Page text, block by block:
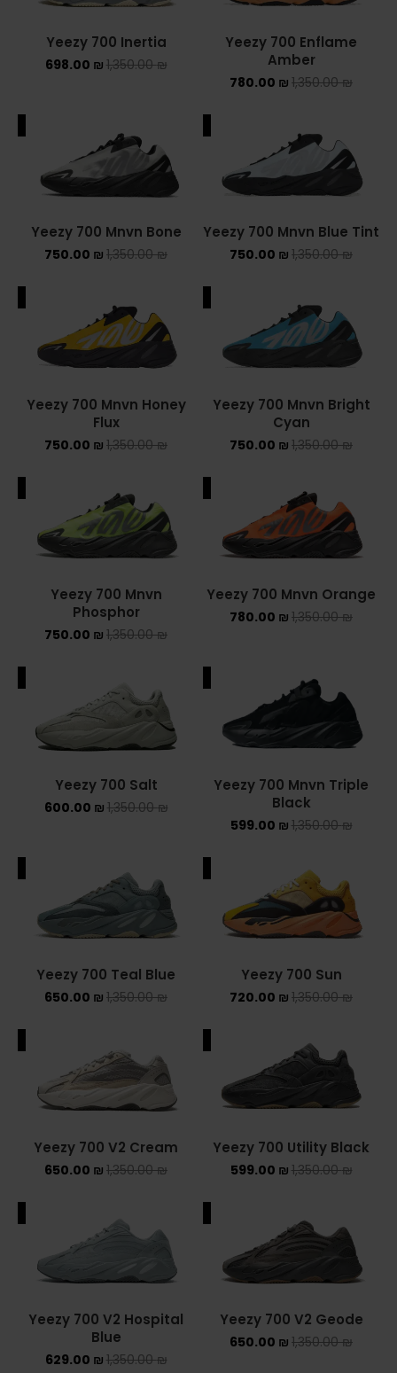
AIR JORDAN 1 MID
AIR JORDAN 4
AIR JORDAN KIDS
ASICS EX-89
ASICS X NEEDLES EX89
BRANDS
ALEXANDER MCQUEEN
CONVERSE
DR MARTENS
NEW BALANCE
NEW BALANCE 1000
NEW BALANCE 2002R
NEW BALANCE 550
NEW BALANCE 9060
UGG חורף
UGG קיץ
Converse Chuck Taylor All Star
ADIDAS KIDS
NEW BALANCE KIDS
YEEZY KIDS
NIKE AIR FORCE 1
Yeezy 700 Enflame
Amber
1,350.00₪
780.00 ₪
Yeezy 700 Inertia
1,350.00₪
698.00 ₪
Yeezy 700 Mnvn Blue Tint
1,350.00₪
750.00 ₪
Yeezy 700 Mnvn Bone
1,350.00₪
750.00 ₪
Yeezy 700 Mnvn Bright
Cyan
1,350.00₪
750.00 ₪
Yeezy 700 Mnvn Honey
Flux
1,350.00₪
750.00 ₪
Yeezy 700 Mnvn Orange
1,350.00₪
780.00 ₪
Yeezy 700 Mnvn
Phosphor
1,350.00₪
750.00 ₪
Yeezy 700 Mnvn Triple
Black
1,350.00₪
599.00 ₪
Yeezy 700 Salt
1,350.00₪
600.00 ₪
Yeezy 700 Sun
1,350.00₪
720.00 ₪
Yeezy 700 Teal Blue
1,350.00₪
650.00 ₪
Yeezy 700 Utility Black
1,350.00₪
599.00 ₪
Yeezy 700 V2 Cream
1,350.00₪
650.00 ₪
Yeezy 700 V2 Geode
1,350.00₪
650.00 ₪
Yeezy 700 V2 Hospital
Blue
1,350.00₪
629.00 ₪